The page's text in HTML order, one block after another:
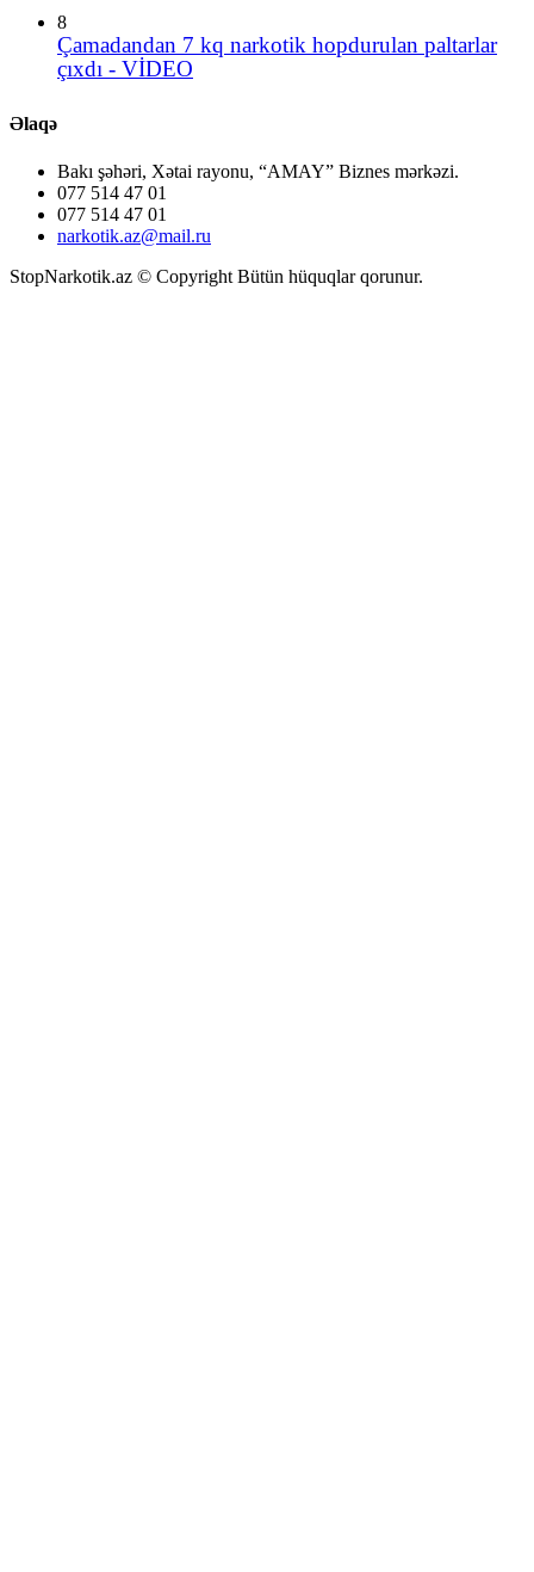
8
Çamadandan 7 kq narkotik hopdurulan paltarlar
çıxdı - VİDEO
Əlaqə
Bakı şəhəri, Xətai rayonu, “AMAY” Biznes mərkəzi.
077 514 47 01
077 514 47 01
narkotik.az@mail.ru
StopNarkotik.az © Copyright Bütün hüquqlar qorunur.